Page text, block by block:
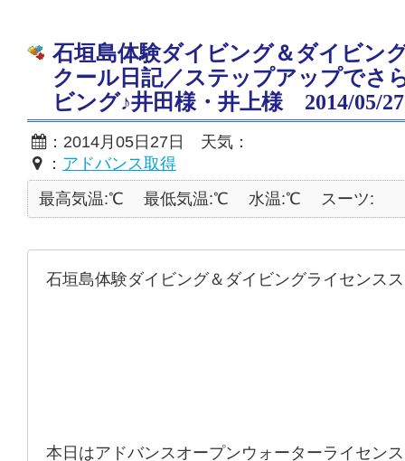
石垣島体験ダイビング＆ダイビン
クール日記／ステップアップでさ
ビング♪井田様・井上様 2014/05/27
：2014月05日27日 天気：
： アドバンス取得
最高気温:℃
最低気温:℃ 水温:℃ スーツ:
石垣島体験ダイビング＆ダイビングライセンス
本日はアドバンスオープンウォーターライセン